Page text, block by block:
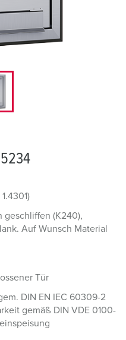
geschliffen (K240),
Auf Wunsch Material
Tür
DIN EN IEC 60309-2
gemäß DIN VDE 0100-